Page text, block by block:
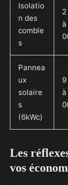
Isolatio
n des
comble
s
à
Pannea
ux
solaire
s
(6kWc)
à
Les
vos